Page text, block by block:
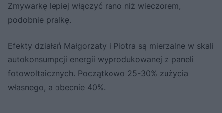
Zmywarkę lepiej włączyć rano niż wieczorem,
podobnie pralkę.
Efekty działań Małgorzaty i Piotra są mierzalne w skali
autokonsumpcji energii wyprodukowanej z paneli
fotowoltaicznych. Początkowo 25-30% zużycia
własnego, a obecnie 40%.